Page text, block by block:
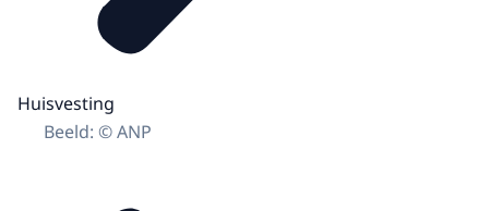
Huisvesting
Beeld: © ANP